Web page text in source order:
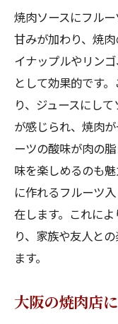
焼肉ソースにフル
甘みが加わり、焼
イナップルやリン
として効果的です
り、ジュースにし
が感じられ、焼肉
ーツの酸味が肉の
味を楽しめるのも
に作れるフルーツ
在します。これに
り、家族や友人と
ます。
大阪の焼肉店